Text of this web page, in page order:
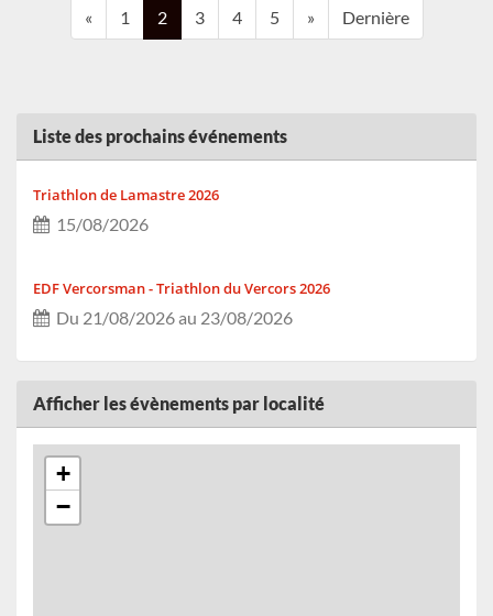
« 1 2 3 4 5 » Dernière
Liste des prochains événements
Triathlon de Lamastre 2026
15/08/2026
EDF Vercorsman - Triathlon du Vercors 2026
Du 21/08/2026 au 23/08/2026
Du 29/08/2026 au 30/08/2026
Full Moon Infiniry 2026
Du 29/08/2026 au 30/08/2026
Afficher les évènements par localité
+
−